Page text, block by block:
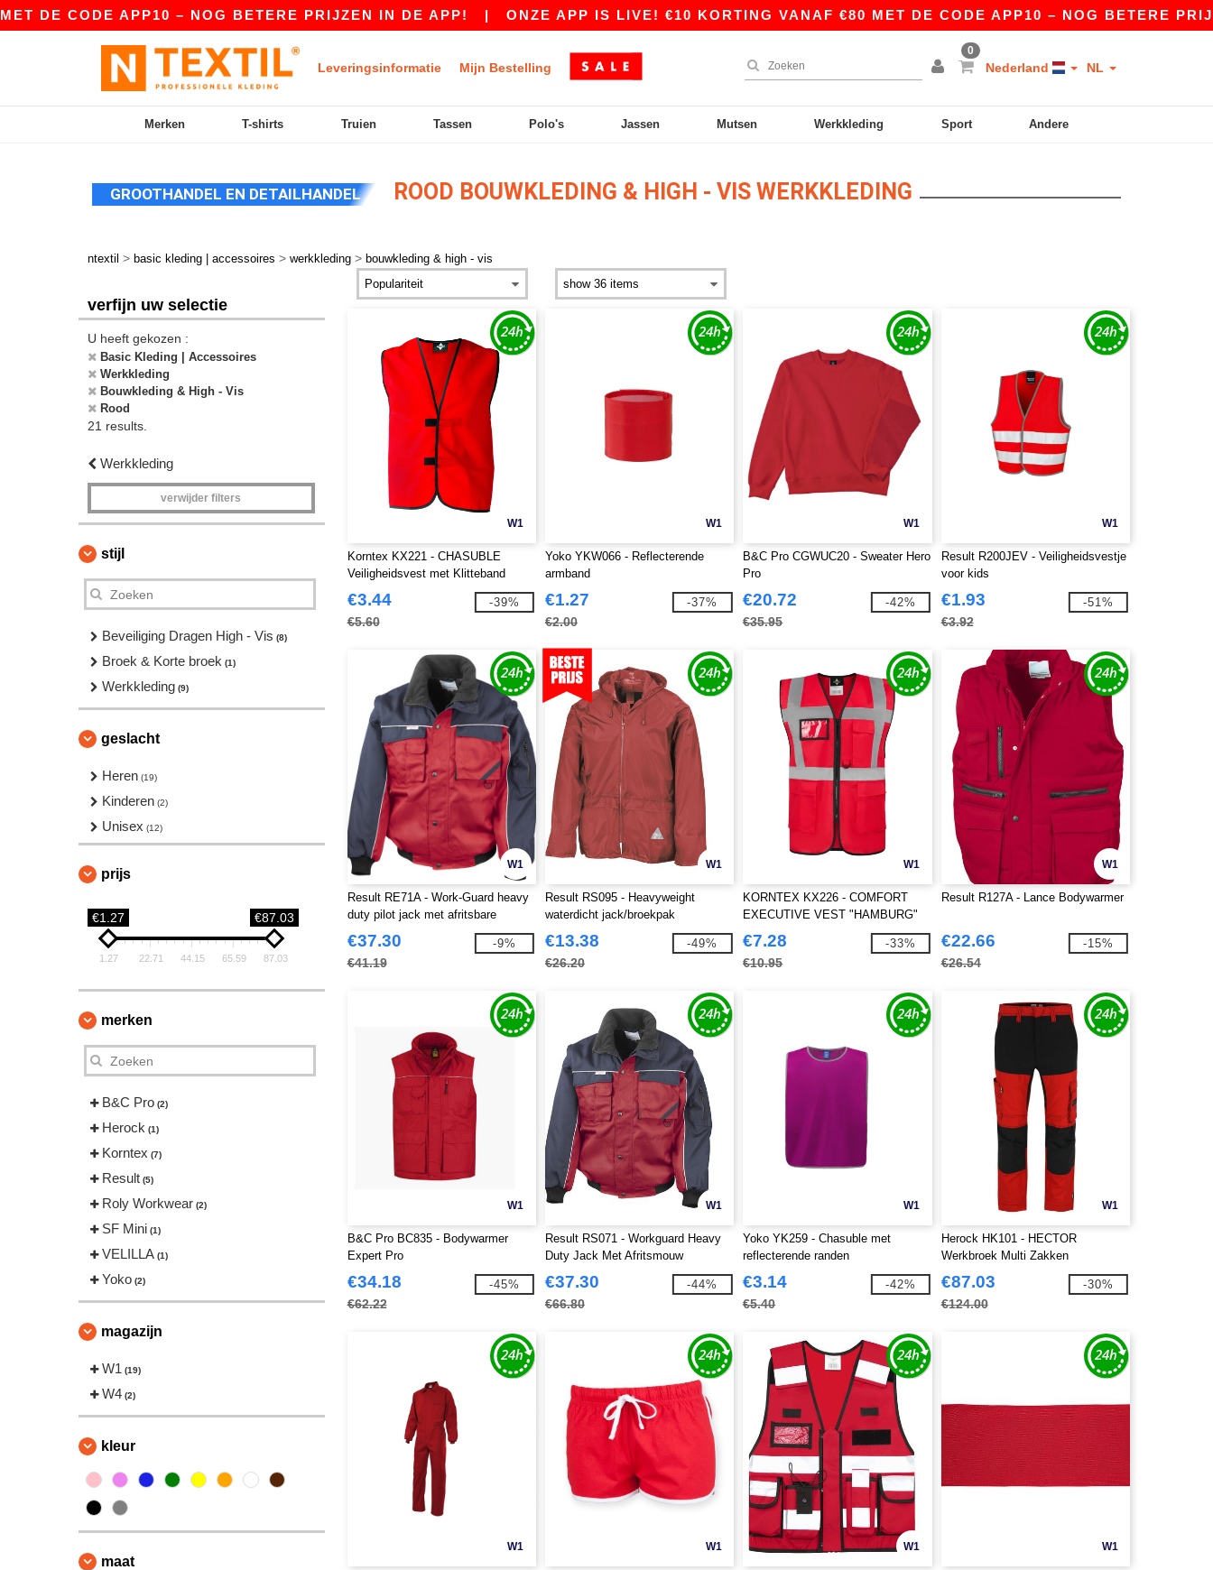
CODE APP10 – NOG BETERE PRIJZEN IN DE APP!|ONZE APP IS LIVE! €10 KORTING VANAF €80 MET DE CODE APP10 – NOG BETERE PRIJZEN
Leveringsinformatie Mijn Bestelling
0
Nederland NL
Merken T-shirts Truien Tassen Polo's Jassen Mutsen Werkkleding Sport Andere
GROOTHANDEL EN DETAILHANDEL ROOD BOUWKLEDING & HIGH - VIS WERKKLEDING
ntextil > basic kleding | accessoires > werkkleding > bouwkleding & high - vis
verfijn uw selectie
U heeft gekozen :
Basic Kleding | Accessoires
Werkkleding
Bouwkleding & High - Vis
Rood
21 results.
Werkkleding
verwijder filters
stijl
Beveiliging Dragen High - Vis (8)
Broek & Korte broek (1)
Werkkleding (9)
geslacht
Heren (19)
Kinderen (2)
Unisex (12)
prijs
€1.27 €87.03
1.27 22.71 44.15 65.59 87.03
merken
B&C Pro (2)
Herock (1)
Korntex (7)
Result (5)
Roly Workwear (2)
SF Mini (1)
VELILLA (1)
Yoko (2)
magazijn
W1 (19)
W4 (2)
kleur
maat
W1
Korntex KX221 - CHASUBLE
Veiligheidsvest met Klitteband
€3.44
€5.60
-39%
W1
Yoko YKW066 - Reflecterende
armband
€1.27
€2.00
-37%
W1
B&C Pro CGWUC20 - Sweater Hero
Pro
€20.72
€35.95
-42%
W1
Result R200JEV - Veiligheidsvestje
voor kids
€1.93
€3.92
-51%
W1
Result RE71A - Work-Guard heavy
duty pilot jack met afritsbare
mouwen
€37.30
€41.19
-9%
W1
Result RS095 - Heavyweight
waterdicht jack/broekpak
€13.38
€26.20
-49%
W1
KORNTEX KX226 - COMFORT
EXECUTIVE VEST "HAMBURG"
€7.28
€10.95
-33%
W1
Result R127A - Lance Bodywarmer
€22.66
€26.54
-15%
W1
B&C Pro BC835 - Bodywarmer
Expert Pro
€34.18
€62.22
-45%
W1
Result RS071 - Workguard Heavy
Duty Jack Met Afritsmouw
€37.30
€66.80
-44%
W1
Yoko YK259 - Chasuble met
reflecterende randen
€3.14
€5.40
-42%
W1
Herock HK101 - HECTOR
Werkbroek Multi Zakken
€87.03
€124.00
-30%
W1 W1 W1 W1